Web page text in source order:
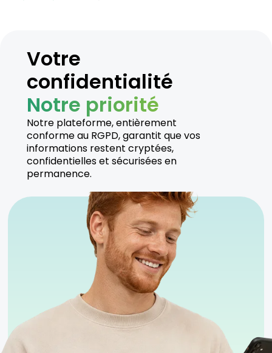
Votre
confidentialité
Notre priorité
Notre plateforme, entièrement
conforme au RGPD, garantit que vos
informations restent cryptées,
confidentielles et sécurisées en
permanence.